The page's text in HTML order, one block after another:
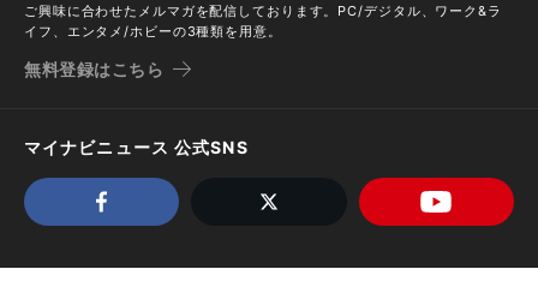
ご興味に合わせたメルマガを配信しております。PC/デジタル、ワーク&ラ
イフ、エンタメ/ホビーの3種類を用意。
無料登録はこちら
マイナビニュース 公式SNS